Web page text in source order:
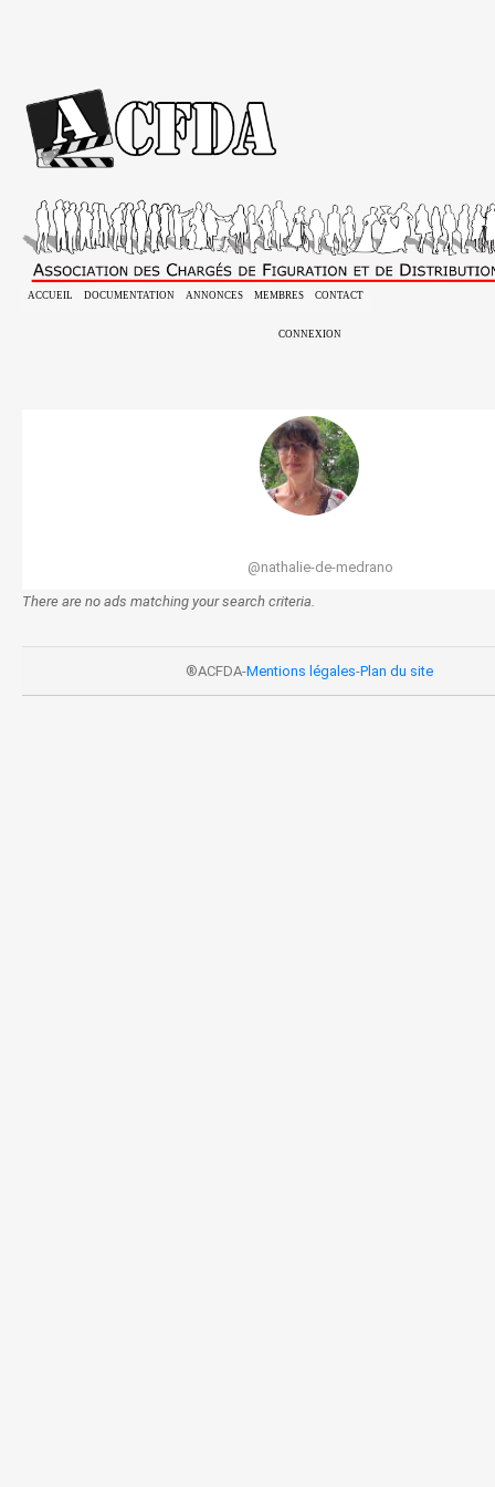
ACCUEIL DOCUMENTATION ANNONCES MEMBRES CONTACT
CONNEXION
@nathalie-de-medrano
There are no ads matching your search criteria.
®ACFDA-Mentions légales-Plan du site